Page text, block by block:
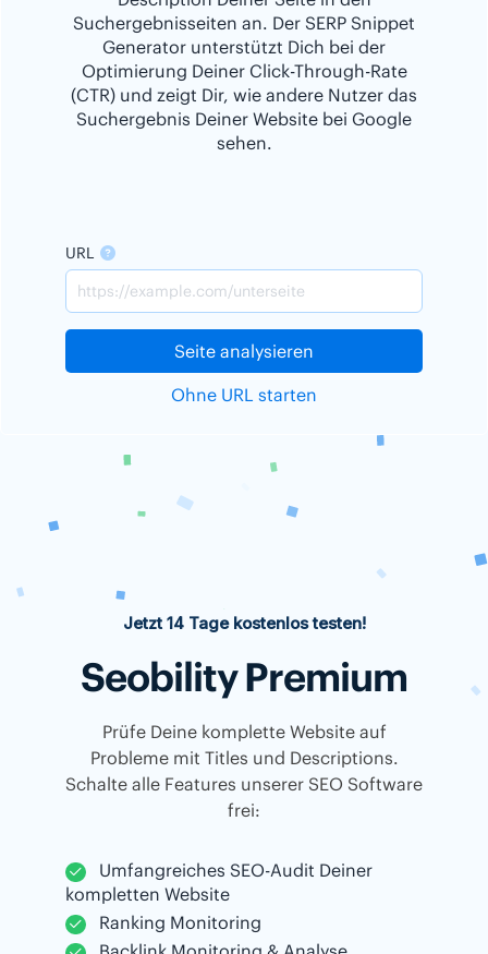
Suchergebnisseiten an. Der SERP Snippet
Generator unterstützt Dich bei der
Optimierung Deiner Click-Through-Rate
(CTR) und zeigt Dir, wie andere Nutzer das
Suchergebnis Deiner Website bei Google
sehen.
URL
Seite analysieren
Ohne URL starten
Jetzt 14 Tage kostenlos testen!
Seobility Premium
Prüfe Deine komplette Website auf
Probleme mit Titles und Descriptions.
Schalte alle Features unserer SEO Software
frei:
Umfangreiches SEO-Audit Deiner
kompletten Website
Ranking Monitoring